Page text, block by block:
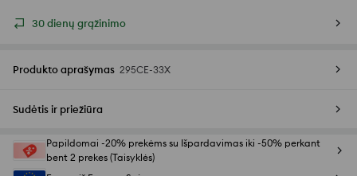
30 dienų grąžinimo
Produkto aprašymas 295CE-33X
Sudėtis ir priežiūra
Papildomai -20% prekėms su Išpardavimas iki -50% perkant
bent 2 prekes (Taisyklės)